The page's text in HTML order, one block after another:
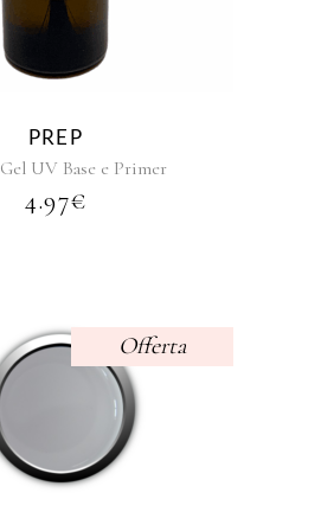
varianti.
opzioni
nella
pagina
PREP
Gel UV Base e Primer
4.97€
Offerta